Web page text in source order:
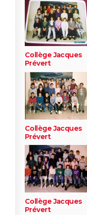
Collège Jacques
Prévert
Collège Jacques
Prévert
Collège Jacques
Prévert